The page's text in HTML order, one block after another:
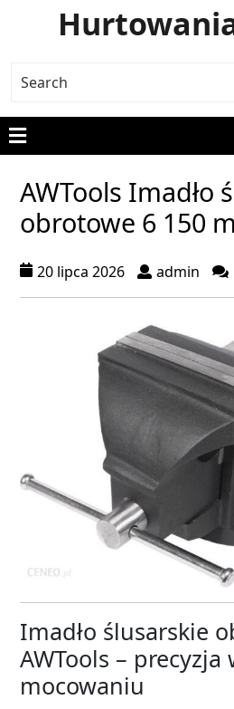
AWTools Imadło
obrotowe 6 150
20 lipca 2026 admin
Imadło ślusarskie
AWTools – precyzja
mocowaniu